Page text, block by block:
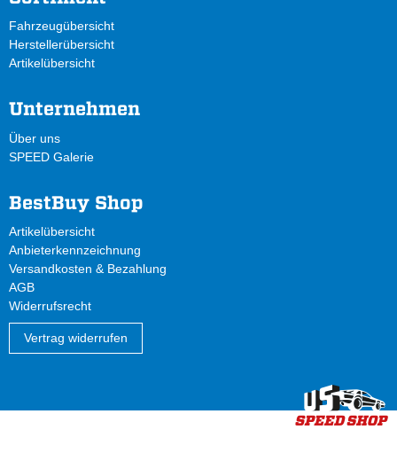
Fahrzeugübersicht
Herstellerübersicht
Artikelübersicht
Unternehmen
Über uns
SPEED Galerie
BestBuy Shop
Artikelübersicht
Anbieterkennzeichnung
Versandkosten & Bezahlung
AGB
Widerrufsrecht
Vertrag widerrufen